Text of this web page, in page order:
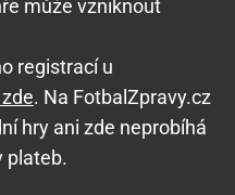
může vzniknout
registrací u
. Na FotbalZpravy.cz
hry ani zde neprobíhá
plateb.